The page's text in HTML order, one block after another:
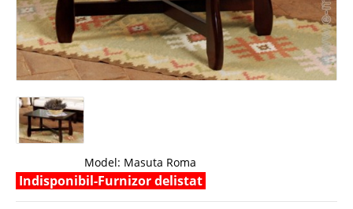
Model: Masuta Roma
Indisponibil-Furnizor delistat